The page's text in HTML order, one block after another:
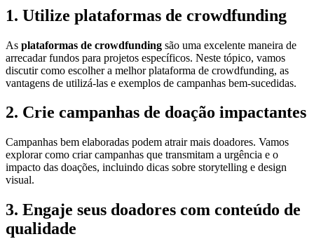
1. Utilize plataformas de crowdfunding
As plataformas de crowdfunding são uma excelente maneira de
arrecadar fundos para projetos específicos. Neste tópico, vamos
discutir como escolher a melhor plataforma de crowdfunding, as
vantagens de utilizá-las e exemplos de campanhas bem-sucedidas.
2. Crie campanhas de doação impactantes
Campanhas bem elaboradas podem atrair mais doadores. Vamos
explorar como criar campanhas que transmitam a urgência e o
impacto das doações, incluindo dicas sobre storytelling e design
visual.
3. Engaje seus doadores com conteúdo de
qualidade